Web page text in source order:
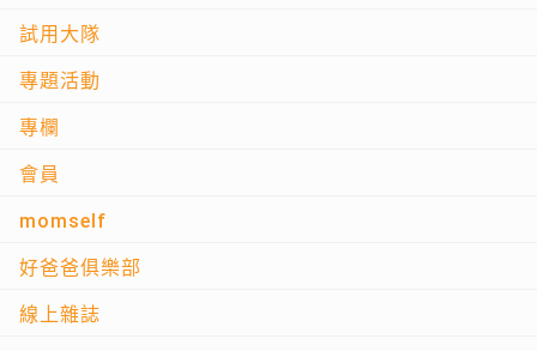
試用大隊
專題活動
專欄
會員
momself
好爸爸俱樂部
線上雜誌